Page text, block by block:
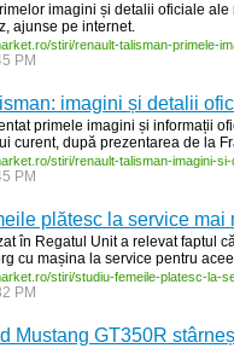
imagini și detalii oficiale
ajunse pe internet.
stiri/renault-talisman-primele-
PM
imagini și detalii
primele imagini și informații
curent, după prezentarea de la
stiri/renault-talisman-imagini-si-
PM
plătesc la service mai
în Regatul Unit a relevat faptul
cu mașina la service pentru
stiri/studiu-femeile-platesc-la-
PM
Mustang GT350R